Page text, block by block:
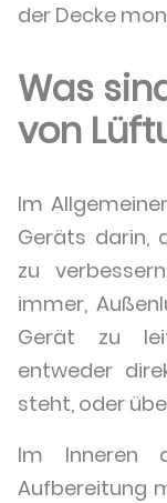
der Decke
Was
von
Im
Geräts darin,
zu
immer,
Gerät zu
entweder
steht, oder
Im Inneren
Aufbereitung